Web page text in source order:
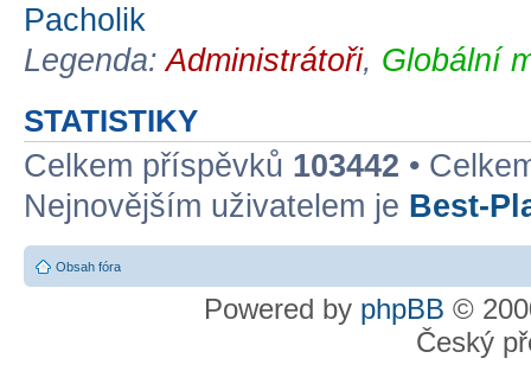
Pacholik
Legenda:Administrátoři, Globální
STATISTIKY
Celkem příspěvků 103442 •
Nejnovějším uživatelem je Best-
Obsah fóra
Powered by phpBB ©
Český